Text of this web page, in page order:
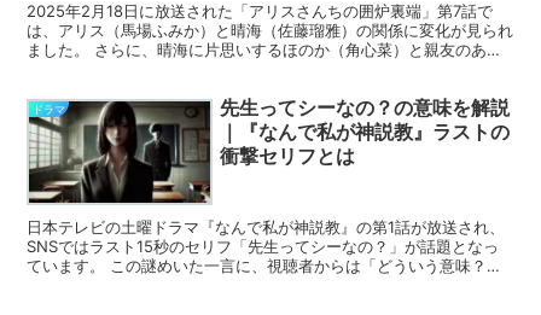
2025年2月18日に放送された「アリスさんちの囲炉裏端」第7話で
は、アリス（馬場ふみか）と晴海（佐藤瑠雅）の関係に変化が見られ
ました。 さらに、晴海に片思いするほのか（角心菜）と親友のあか
ドラマ
先生ってシーなの？の意味を解説
｜『なんで私が神説教』ラストの
衝撃セリフとは
日本テレビの土曜ドラマ『なんで私が神説教』の第1話が放送され、
SNSではラスト15秒のセリフ「先生ってシーなの？」が話題となっ
ています。 この謎めいた一言に、視聴者からは「どういう意味？」